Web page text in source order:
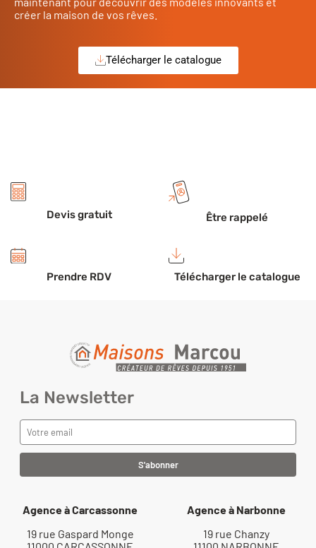
créer la maison de vos rêves.
Télécharger le catalogue
Devis gratuit Être rappelé
Prendre RDV Télécharger le catalogue
La Newsletter
Agence à Carcassonne
19 rue Gaspard Monge
Agence à Narbonne
19 rue Chanzy